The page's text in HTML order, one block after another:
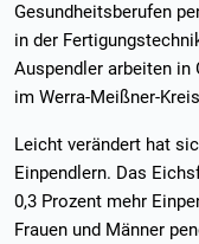
Gesundheitsberufen
in der
Auspendler arbeiten in
im Werra-Meißner-
Leicht verändert hat
Einpendlern. Das
0,3 Prozent mehr
Frauen und Männer